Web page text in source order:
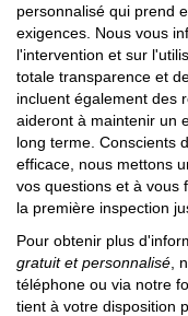
personnalisé qui prend
exigences. Nous vous
l'intervention et sur
totale transparence et
incluent également des
aideront à maintenir un
long terme. Conscients
efficace, nous mettons
vos questions et à vous
la première inspection
Pour obtenir plus
gratuit et personnalisé ,
téléphone ou via notre
tient à votre disposition